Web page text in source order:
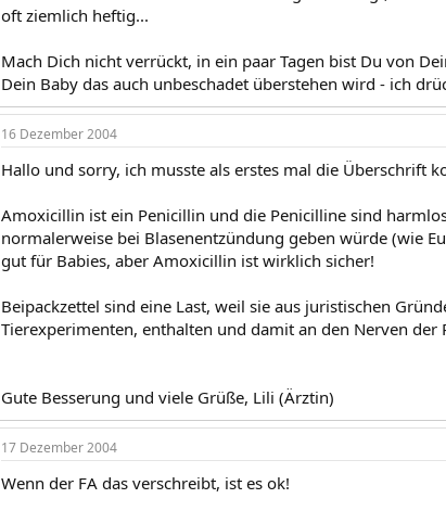
oft ziemlich heftig...
Mach Dich nicht verrückt, in ein paar Tagen bist Du von
Dein Baby das auch unbeschadet überstehen wird - ich
16 Dezember 2004
Hallo und sorry, ich musste als erstes mal die Überschrift
Amoxicillin ist ein Penicillin und die Penicilline sind
normalerweise bei Blasenentzündung geben würde (wie
gut für Babies, aber Amoxicillin ist wirklich sicher!
Beipackzettel sind eine Last, weil sie aus juristischen
Tierexperimenten, enthalten und damit an den Nerven der
Gute Besserung und viele Grüße, Lili (Ärztin)
17 Dezember 2004
Wenn der FA das verschreibt, ist es ok!